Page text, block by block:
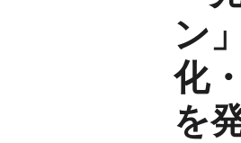
ン
化
を